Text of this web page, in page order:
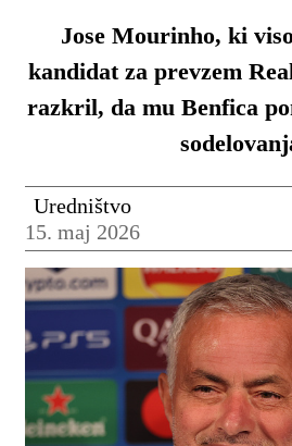
Jose Mourinho, ki
kandidat za prevzem
razkril, da mu Benfica
Uredništvo
15. maj 2026